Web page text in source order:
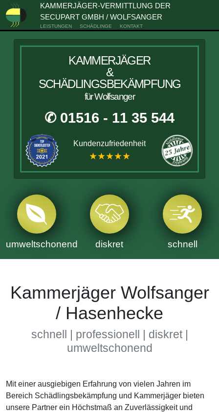
KAMMERJÄGER-VERMITTLUNG DER
SECUPART GMBH / WOLFSANGER
LEISTUNGEN SCHÄDLINGE KONTAKT
KAMMERJÄGER
&
SCHÄDLINGSBEKÄMPFUNG
für Wolfsanger
✆ 01516 - 11 35 544
Kundenzufriedenheit
★★★★★
umweltschonend diskret schnell
Kammerjäger Wolfsanger
/ Hasenhecke
schnell | professionell | diskret |
umweltschonend
Mit einer ausgiebigen Erfahrung von vielen Jahren im
Bereich Schädlingsbekämpfung und Kammerjäger bieten
unsere Partner ein Höchstmaß an Zuverlässigkeit und